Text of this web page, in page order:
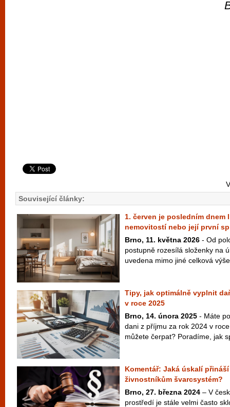
Související články:
1. červen je posledním dnem
nemovitostí nebo její první
Brno, 11. května 2026 - Od
postupně rozesílá složenky na
uvedena mimo jiné celková
Tipy, jak optimálně vyplnit
v roce 2025
Brno, 14. února 2025 - Máte
dani z příjmu za rok 2024 v
můžete čerpat? Poradíme, jak
Komentář: Jaká úskalí
živnostníkům švarcsystém?
Brno, 27. března 2024 – V
prostředí je stále velmi často